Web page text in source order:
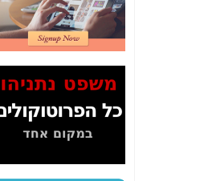
2" על תעלולי השר
משה כחלון -כאן
הסלולר" ואיך מסרסים
את הנתונים לציבור -
כאן
סיכום ביקור בסיליקון